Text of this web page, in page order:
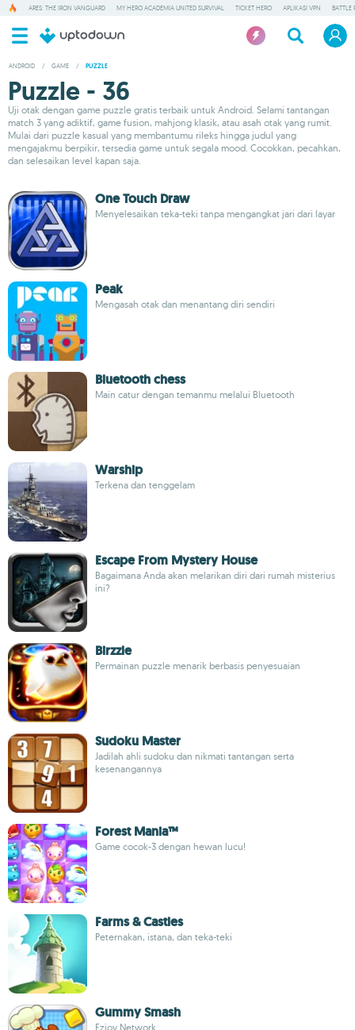
ARES: THE IRON VANGUARD MY HERO ACADEMIA UNITED SURVIVAL TICKET HERO APLIKASI VPN BATTLE
ANDROID / GAME / PUZZLE
Puzzle - 36
Uji otak dengan game puzzle gratis terbaik untuk Android. Selami tantangan
match 3 yang adiktif, game fusion, mahjong klasik, atau asah otak yang rumit.
Mulai dari puzzle kasual yang membantumu rileks hingga judul yang
mengajakmu berpikir, tersedia game untuk segala mood. Cocokkan, pecahkan,
dan selesaikan level kapan saja.
One Touch Draw
Menyelesaikan teka-teki tanpa mengangkat jari dari layar
Peak
Mengasah otak dan menantang diri sendiri
Bluetooth chess
Main catur dengan temanmu melalui Bluetooth
Warship
Terkena dan tenggelam
Escape From Mystery House
Bagaimana Anda akan melarikan diri dari rumah misterius
ini?
Birzzle
Permainan puzzle menarik berbasis penyesuaian
Sudoku Master
Jadilah ahli sudoku dan nikmati tantangan serta
kesenangannya
Forest Mania™
Game cocok-3 dengan hewan lucu!
Farms & Castles
Peternakan, istana, dan teka-teki
Gummy Smash
Ezjoy Network